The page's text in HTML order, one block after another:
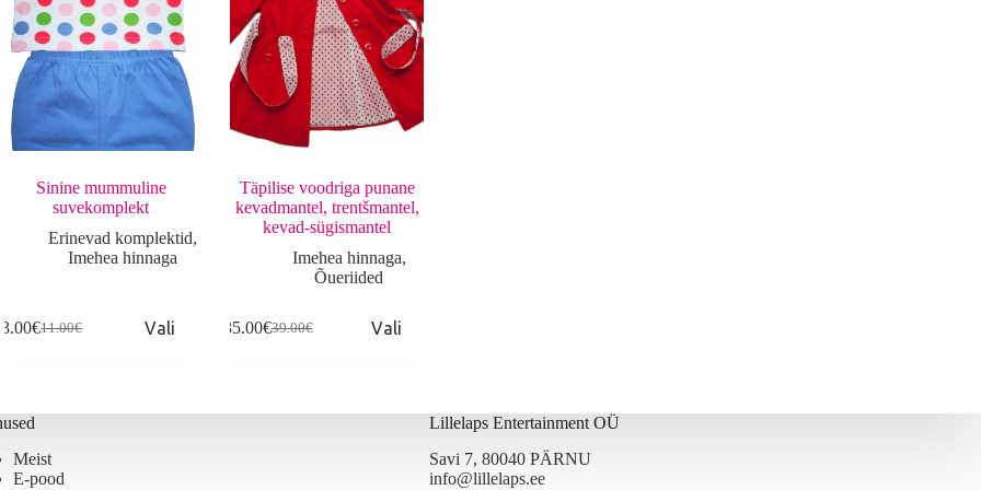
Sinine mummuline
suvekomplekt
Erinevad komplektid,
Imehea hinnaga
11.00€
Algne
3.00€Current
Vali
Täpilise voodriga punane
kevadmantel, trentšmantel,
kevad-sügismantel
Imehea hinnaga,
Õueriided
39.00€
Algne
35.00€Current
Vali
product
The
Meist
E-pood
Lillelaps Entertainment OÜ
Savi 7, 80040 PÄRNU
info@lillelaps.ee